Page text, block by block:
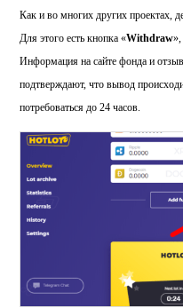
Как и во многих других проектах,
Для этого есть кнопка «Withdraw
Информация на сайте фонда и
подтверждают, что вывод
потребоваться до 24 часов.